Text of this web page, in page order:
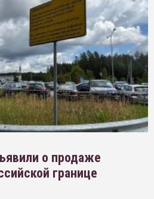
о продаже
границе